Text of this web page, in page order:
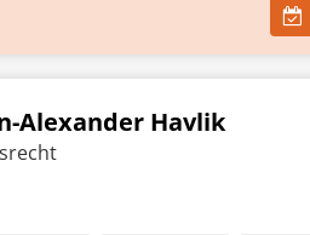
Alexander Havlik